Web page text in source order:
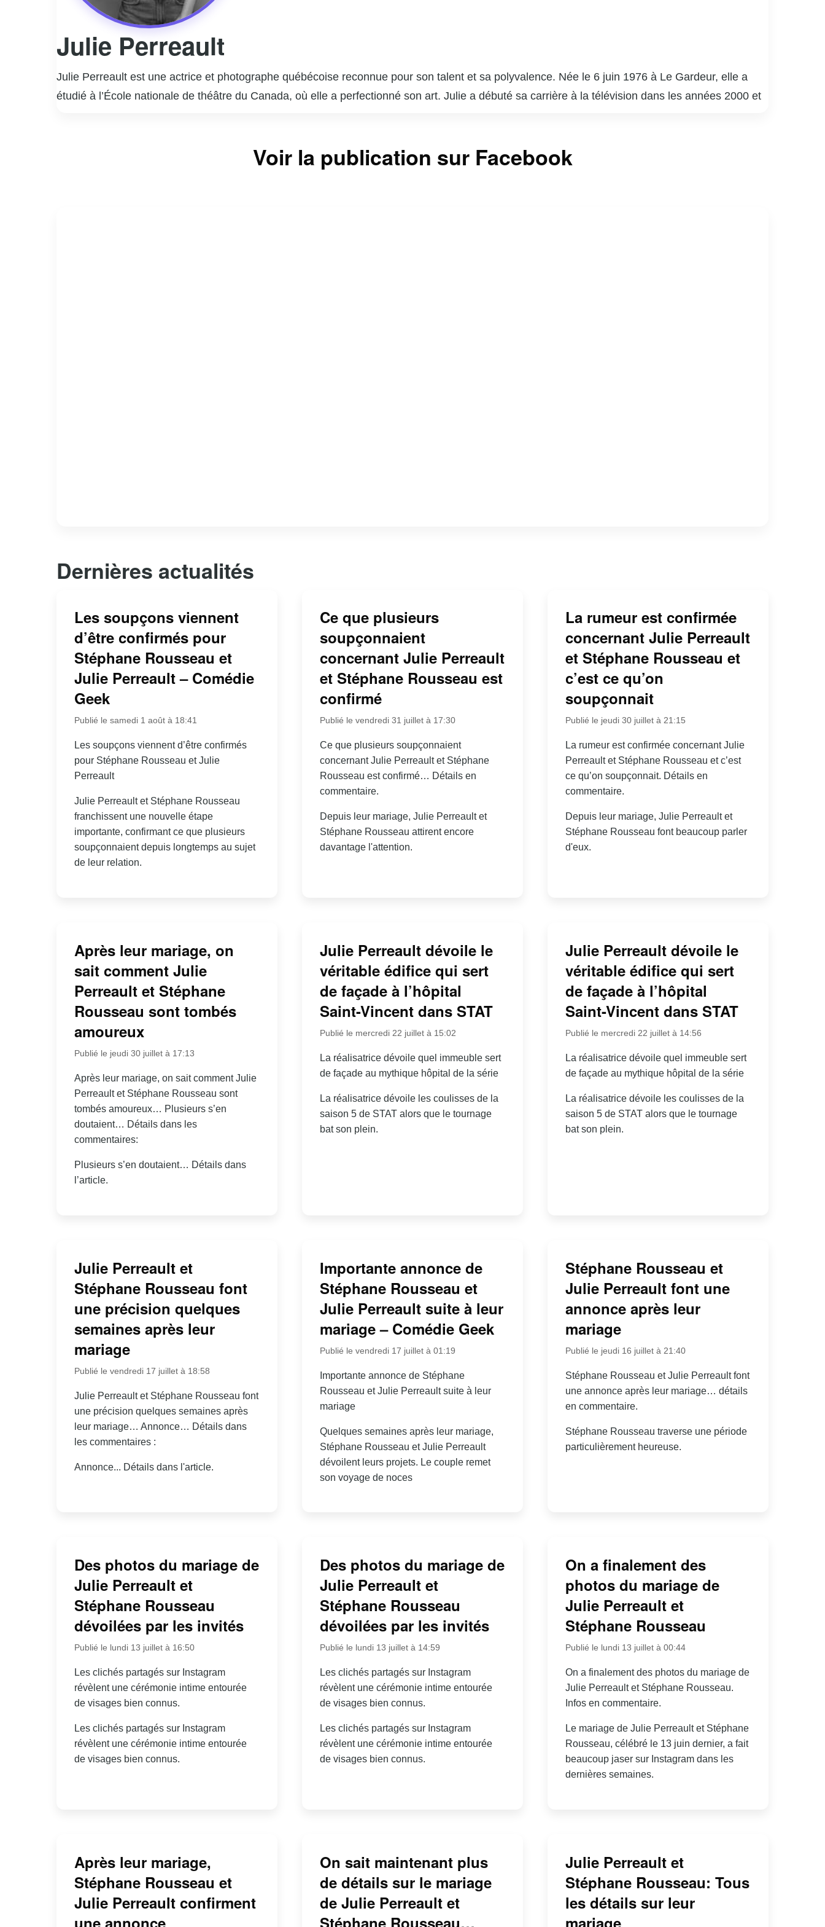
Julie Perreault
Julie Perreault est une actrice et photographe québécoise reconnue pour son talent et sa polyvalence. Née le 6 juin 1976 à Le Gardeur, elle a
étudié à l’École nationale de théâtre du Canada, où elle a perfectionné son art. Julie a débuté sa carrière à la télévision dans les années 2000 et
des paysages, a été exposé dans diverses galeries et a reçu des critiques élogieuses. Sa double carrière témoigne de sa créativité et de son
Voir la publication sur Facebook
Dernières actualités
Les soupçons viennent
d’être confirmés pour
Stéphane Rousseau et
Julie Perreault – Comédie
Geek
Publié le samedi 1 août à 18:41
Les soupçons viennent d’être confirmés
pour Stéphane Rousseau et Julie
Perreault
Julie Perreault et Stéphane Rousseau
franchissent une nouvelle étape
importante, confirmant ce que plusieurs
soupçonnaient depuis longtemps au sujet
de leur relation.
Ce que plusieurs
soupçonnaient
concernant Julie Perreault
et Stéphane Rousseau est
confirmé
Publié le vendredi 31 juillet à 17:30
Ce que plusieurs soupçonnaient
concernant Julie Perreault et Stéphane
Rousseau est confirmé… Détails en
commentaire.
Depuis leur mariage, Julie Perreault et
Stéphane Rousseau attirent encore
davantage l'attention.
La rumeur est confirmée
concernant Julie Perreault
et Stéphane Rousseau et
c’est ce qu’on
soupçonnait
Publié le jeudi 30 juillet à 21:15
La rumeur est confirmée concernant Julie
Perreault et Stéphane Rousseau et c’est
ce qu’on soupçonnait. Détails en
commentaire.
Depuis leur mariage, Julie Perreault et
Stéphane Rousseau font beaucoup parler
d'eux.
Après leur mariage, on
sait comment Julie
Perreault et Stéphane
Rousseau sont tombés
amoureux
Publié le jeudi 30 juillet à 17:13
Après leur mariage, on sait comment Julie
Perreault et Stéphane Rousseau sont
tombés amoureux… Plusieurs s’en
doutaient… Détails dans les
commentaires:
Plusieurs s’en doutaient… Détails dans
l’article.
Julie Perreault dévoile le
véritable édifice qui sert
de façade à l’hôpital
Saint-Vincent dans STAT
Publié le mercredi 22 juillet à 15:02
La réalisatrice dévoile quel immeuble sert
de façade au mythique hôpital de la série
La réalisatrice dévoile les coulisses de la
saison 5 de STAT alors que le tournage
bat son plein.
Julie Perreault dévoile le
véritable édifice qui sert
de façade à l’hôpital
Saint-Vincent dans STAT
Publié le mercredi 22 juillet à 14:56
La réalisatrice dévoile quel immeuble sert
de façade au mythique hôpital de la série
La réalisatrice dévoile les coulisses de la
saison 5 de STAT alors que le tournage
bat son plein.
Julie Perreault et
Stéphane Rousseau font
une précision quelques
semaines après leur
mariage
Publié le vendredi 17 juillet à 18:58
Julie Perreault et Stéphane Rousseau font
une précision quelques semaines après
leur mariage… Annonce… Détails dans
les commentaires :
Annonce... Détails dans l'article.
Importante annonce de
Stéphane Rousseau et
Julie Perreault suite à leur
mariage – Comédie Geek
Publié le vendredi 17 juillet à 01:19
Importante annonce de Stéphane
Rousseau et Julie Perreault suite à leur
mariage
Quelques semaines après leur mariage,
Stéphane Rousseau et Julie Perreault
dévoilent leurs projets. Le couple remet
son voyage de noces
Stéphane Rousseau et
Julie Perreault font une
annonce après leur
mariage
Publié le jeudi 16 juillet à 21:40
Stéphane Rousseau et Julie Perreault font
une annonce après leur mariage… détails
en commentaire.
Stéphane Rousseau traverse une période
particulièrement heureuse.
Des photos du mariage de
Julie Perreault et
Stéphane Rousseau
dévoilées par les invités
Publié le lundi 13 juillet à 16:50
Les clichés partagés sur Instagram
révèlent une cérémonie intime entourée
de visages bien connus.
Les clichés partagés sur Instagram
révèlent une cérémonie intime entourée
de visages bien connus.
Des photos du mariage de
Julie Perreault et
Stéphane Rousseau
dévoilées par les invités
Publié le lundi 13 juillet à 14:59
Les clichés partagés sur Instagram
révèlent une cérémonie intime entourée
de visages bien connus.
Les clichés partagés sur Instagram
révèlent une cérémonie intime entourée
de visages bien connus.
On a finalement des
photos du mariage de
Julie Perreault et
Stéphane Rousseau
Publié le lundi 13 juillet à 00:44
On a finalement des photos du mariage de
Julie Perreault et Stéphane Rousseau.
Infos en commentaire.
Le mariage de Julie Perreault et Stéphane
Rousseau, célébré le 13 juin dernier, a fait
beaucoup jaser sur Instagram dans les
dernières semaines.
Après leur mariage,
Stéphane Rousseau et
Julie Perreault confirment
une annonce
On sait maintenant plus
de détails sur le mariage
de Julie Perreault et
Stéphane Rousseau…
Julie Perreault et
Stéphane Rousseau: Tous
les détails sur leur
mariage